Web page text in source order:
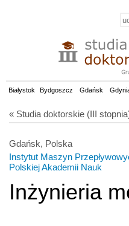
Białystok Bydgoszcz Gdańsk
« Studia doktorskie (III
Gdańsk, Polska
Instytut Maszyn
Polskiej Akademii Nauk
Inżynieria